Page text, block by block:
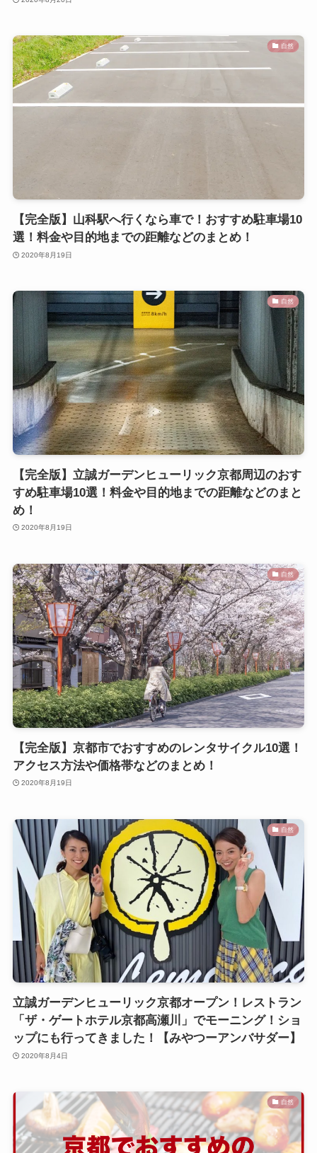
自然
【完全版】山科駅へ行くなら車で！おすすめ駐車場10
選！料金や目的地までの距離などのまとめ！
2020年8月19日
自然
【完全版】立誠ガーデンヒューリック京都周辺のおす
すめ駐車場10選！料金や目的地までの距離などのまと
め！
2020年8月19日
自然
【完全版】京都市でおすすめのレンタサイクル10選！
アクセス方法や価格帯などのまとめ！
2020年8月19日
自然
立誠ガーデンヒューリック京都オープン！レストラン
「ザ・ゲートホテル京都高瀬川」でモーニング！ショ
ップにも行ってきました！【みやつーアンバサダー】
2020年8月4日
自然